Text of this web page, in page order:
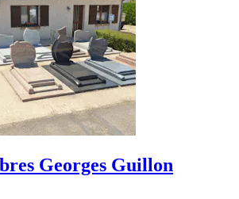
Georges Guillon